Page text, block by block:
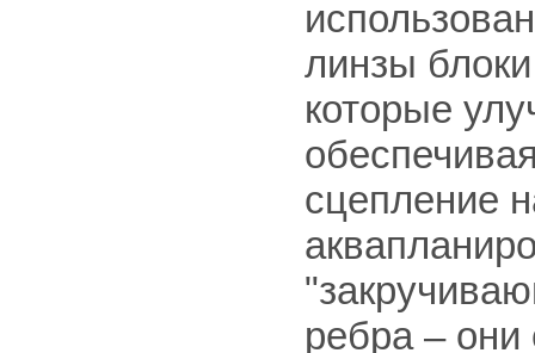
линзы
которые
сцепление
ребра –